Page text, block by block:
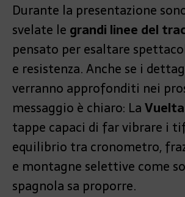
Durante la presentazione
svelate le grandi linee del
pensato per esaltare
e resistenza. Anche se i
verranno approfonditi nei
messaggio è chiaro: La
tappe capaci di far vibrare i
equilibrio tra cronometro,
e montagne selettive come
spagnola sa proporre.